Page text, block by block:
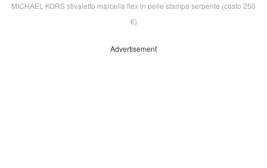
MICHAEL KORS stivaletto marcella flex in pelle stampa serpente (costo 250
€)
Advertisement